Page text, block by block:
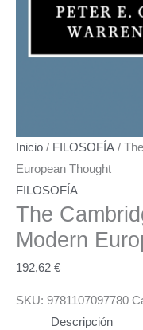
Inicio / FILOSOFÍA /
European Thought
FILOSOFÍA
The
Modern
192,62 €
SKU: 9781107097780
Descripción